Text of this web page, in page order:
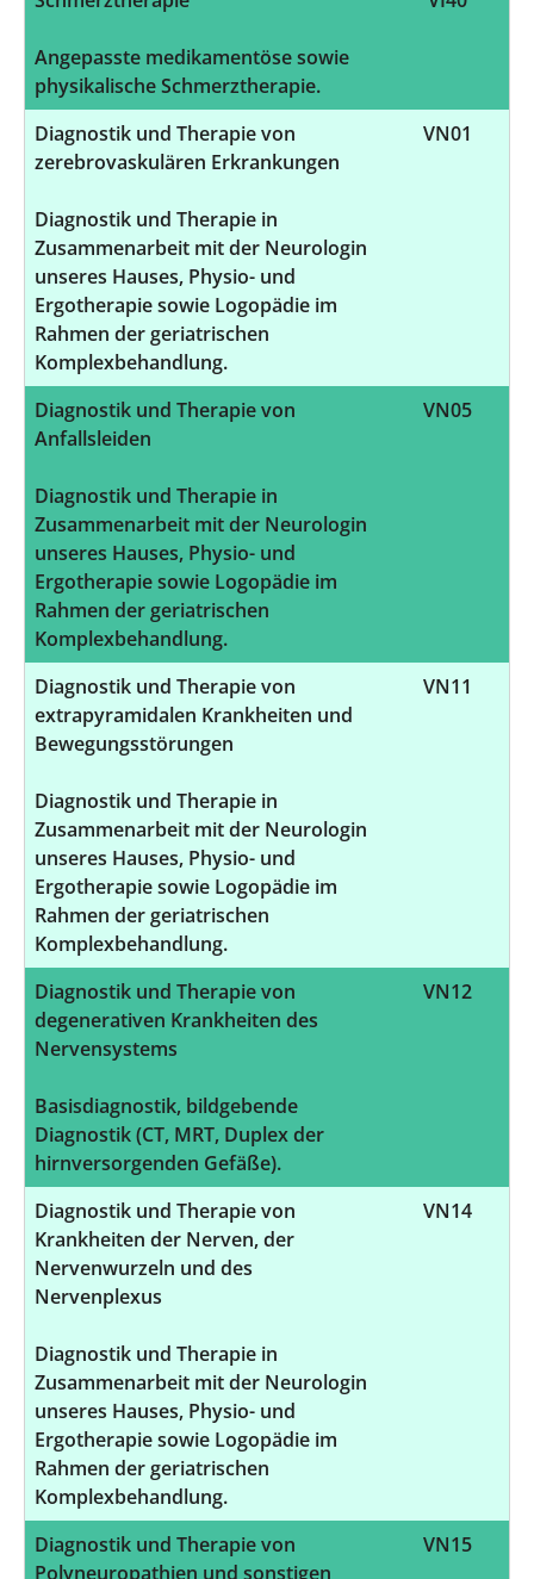
Angepasste medikamentöse sowie
physikalische Schmerztherapie.
Diagnostik und Therapie von
zerebrovaskulären Erkrankungen
Diagnostik und Therapie in
Zusammenarbeit mit der Neurologin
unseres Hauses, Physio- und
Ergotherapie sowie Logopädie im
Rahmen der geriatrischen
Komplexbehandlung.
VN01
Diagnostik und Therapie von
Anfallsleiden
Diagnostik und Therapie in
Zusammenarbeit mit der Neurologin
unseres Hauses, Physio- und
Ergotherapie sowie Logopädie im
Rahmen der geriatrischen
Komplexbehandlung.
VN05
Diagnostik und Therapie von
extrapyramidalen Krankheiten und
Bewegungsstörungen
Diagnostik und Therapie in
Zusammenarbeit mit der Neurologin
unseres Hauses, Physio- und
Ergotherapie sowie Logopädie im
Rahmen der geriatrischen
Komplexbehandlung.
VN11
Diagnostik und Therapie von
degenerativen Krankheiten des
Nervensystems
Basisdiagnostik, bildgebende
Diagnostik (CT, MRT, Duplex der
hirnversorgenden Gefäße).
VN12
Diagnostik und Therapie von
Krankheiten der Nerven, der
Nervenwurzeln und des
Nervenplexus
Diagnostik und Therapie in
Zusammenarbeit mit der Neurologin
unseres Hauses, Physio- und
Ergotherapie sowie Logopädie im
Rahmen der geriatrischen
Komplexbehandlung.
VN14
Diagnostik und Therapie von
Polyneuropathien und sonstigen
VN15